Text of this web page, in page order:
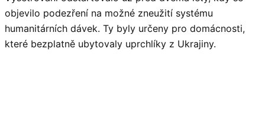
objevilo podezření na možné zneužití systému
humanitárních dávek. Ty byly určeny pro domácnosti,
které bezplatně ubytovaly uprchlíky z Ukrajiny.